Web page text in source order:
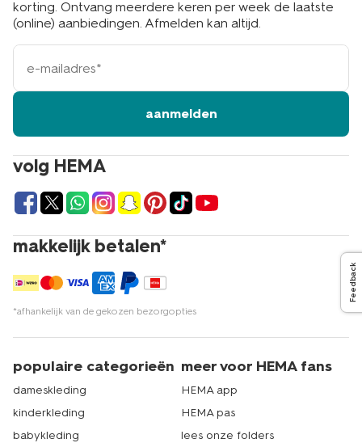
volg HEMA
makkelijk betalen*
*afhankelijk van de gekozen bezorgopties
korting. Ontvang meerdere keren per week de laatste
(online) aanbiedingen. Afmelden kan altijd.
e-
mailadres
aanmelden
populaire categorieën
dameskleding
kinderkleding
babykleding
meer voor HEMA fans
HEMA app
HEMA pas
lees onze folders
Feedback